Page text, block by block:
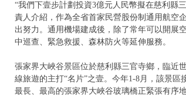
“我們下壹步計劃投資3億元人民幣擬在慈利縣
責人介紹，作為全省首家民營股份制通用航空
出努力。通用機場建成後，除了常年可以開展
中巡查、緊急救援、森林防火等延伸服務。
張家界大峽谷景區位於慈利縣三官寺鄉，臨近
線旅遊的主打“名片”之壹。今年1-8月，該景
最長、最高的張家界大峽谷玻璃橋正緊張有序